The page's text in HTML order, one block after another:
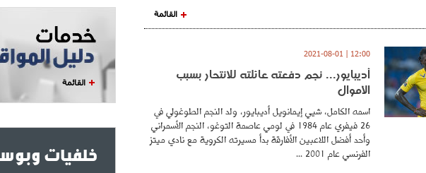
القائمة
12:00 | 2021-08-01
أديبايور... نجم دفعته عائلته للانتحار بسبب
الأموال
اسمه الكامل، شيي إيمانويل أديبايور، ولد النجم الطوغولي في
26 فيفري عام 1984 في لومي عاصمة التوغو، النجم الأسمراني
وأحد أفضل اللاعبين الأفارقة بدأ مسيرته الكروية مع نادي ميتز
الفرنسي عام 2001 ...
القائمة
خلفيات